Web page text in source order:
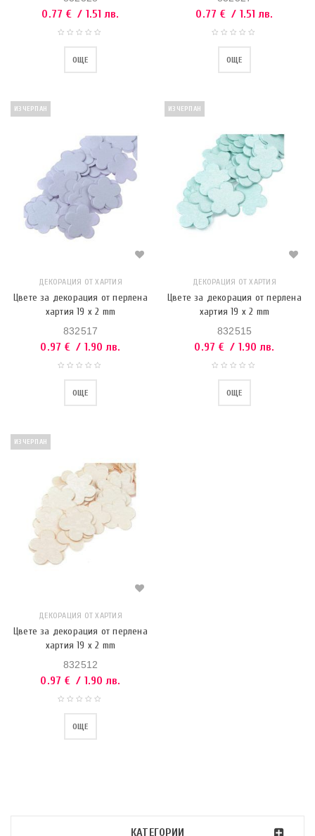
КАТЕГОРИИ
0.77 € / 1.51 лв.
ОЩЕ
0.77 € / 1.51 лв.
ОЩЕ
ИЗЧЕРПАН
ДЕКОРАЦИЯ ОТ ХАРТИЯ
Цвете за декорация от перлена
хартия 19 x 2 mm
832517
0.97 € / 1.90 лв.
ОЩЕ
ИЗЧЕРПАН
ДЕКОРАЦИЯ ОТ ХАРТИЯ
Цвете за декорация от перлена
хартия 19 x 2 mm
832515
0.97 € / 1.90 лв.
ОЩЕ
ИЗЧЕРПАН
ДЕКОРАЦИЯ ОТ ХАРТИЯ
Цвете за декорация от перлена
хартия 19 x 2 mm
832512
0.97 € / 1.90 лв.
ОЩЕ